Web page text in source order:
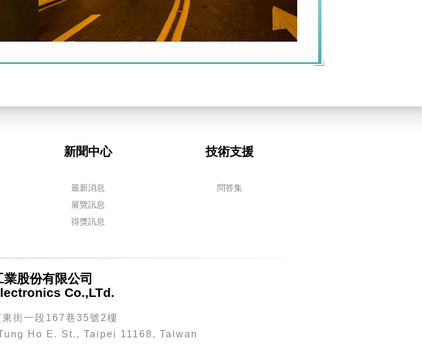
新聞中心
最新消息
展覽訊息
得獎訊息
技術支援
問答集
股份有限公司
Co.,LTd.
東街一段167巷35號2樓
Ho E. St., Taipei 11168, Taiwan